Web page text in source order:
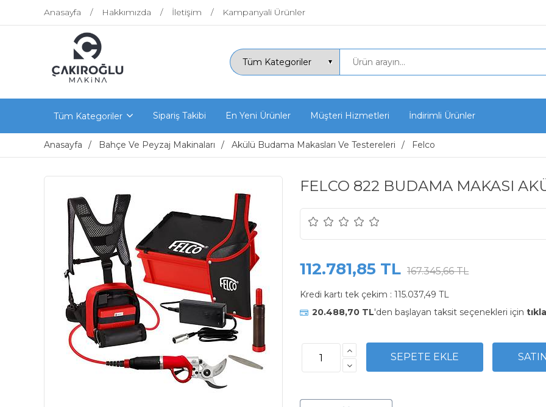
Anasayfa Hakkımızda İletişim Kampanyali Ürünler
Tüm Kategoriler Sipariş Takibi En Yeni Ürünler Müşteri Hizmetleri İndirimli Ürünler
Anasayfa Bahçe Ve Peyzaj Makinaları Akülü Budama Makasları Ve Testereleri Felco
FELCO 822 BUDAMA MAKASI
112.781,85 TL 167.345,66 TL
Kredi kartı tek çekim : 115.037,49 TL
20.488,70 TL'den başlayan taksit seçenekleri için